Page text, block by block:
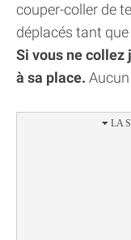
couper-coller de
déplacés tant
Si vous ne
à sa place.